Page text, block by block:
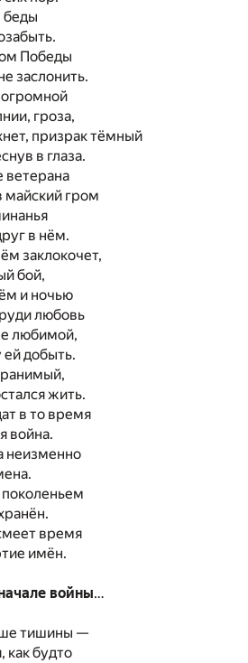
беды
Победы
заслонить.
гроза,
призрак тёмный
в глаза.
ветерана
майский гром
в нём.
заклокочет,
бой,
и ночью
любовь
любимой,
добыть.
жить.
в то время
война.
неизменно
время
имён.
войны…
тишины —
как будто